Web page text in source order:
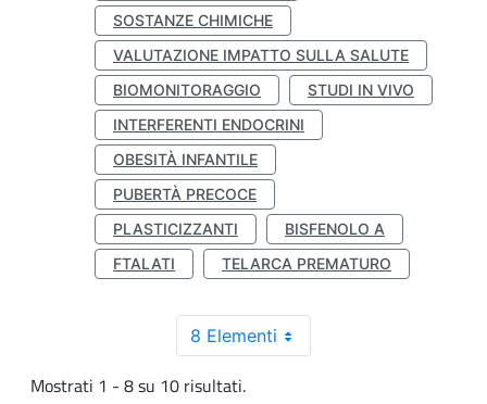
SOSTANZE CHIMICHE
VALUTAZIONE IMPATTO SULLA SALUTE
BIOMONITORAGGIO
STUDI IN VIVO
INTERFERENTI ENDOCRINI
OBESITÀ INFANTILE
PUBERTÀ PRECOCE
PLASTICIZZANTI
BISFENOLO A
FTALATI
TELARCA PREMATURO
8 Elementi
Mostrati 1 - 8 su 10 risultati.